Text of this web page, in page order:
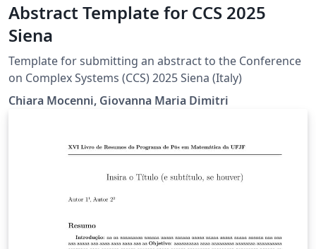
Abstract Template for CCS 2025
Siena
Template for submitting an abstract to the Conference
on Complex Systems (CCS) 2025 Siena (Italy)
Chiara Mocenni, Giovanna Maria Dimitri